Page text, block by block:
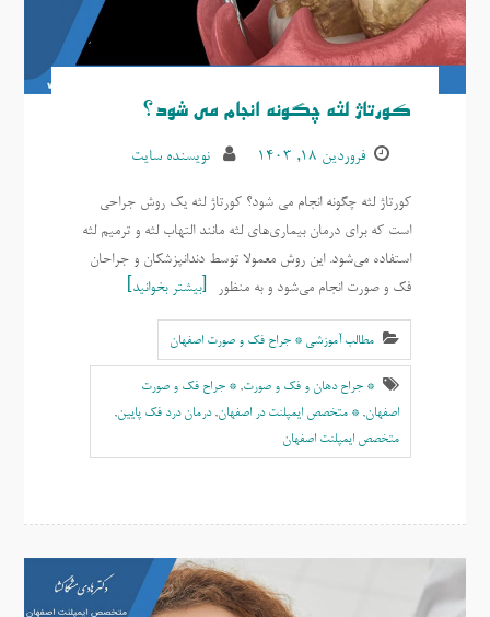
کورتاژ لثه چگونه انجام می شود؟
فروردین ۱۸, ۱۴۰۳ نویسنده سایت
کورتاژ لثه چگونه انجام می شود؟ کورتاژ لثه یک روش جراحی
است که برای درمان بیماری‌های لثه مانند التهاب لثه و ترمیم لثه
استفاده می‌شود. این روش معمولا توسط دندانپزشکان و جراحان
فک و صورت انجام می‌شود و به منظور
بیشتر بخوانید
مطالب آموزشی * جراح فک و صورت اصفهان
* جراح دهان و فک و صورت, * جراح فک و صورت
اصفهان, * متخصص ایمپلنت در اصفهان,درمان درد فک پایین,
متخصص ایمپلنت اصفهان